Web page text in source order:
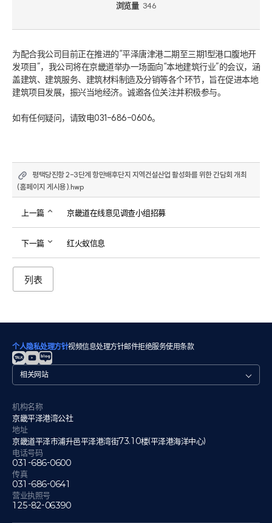
浏览量 346
为配合我公司目前正在推进的“平泽唐津港二期至三期1型港口腹地开
发项目”，我公司将在京畿道举办一场面向“本地建筑行业”的会议，涵
盖建筑、建筑服务、建筑材料制造及分销等各个环节，旨在促进本地
建筑项目发展，振兴当地经济。诚邀各位关注并积极参与。
如有任何疑问，请致电031-686-0606。
평택당진항 2-3단계 항만배후단지 지역건설산업 활성화를 위한 간담회 개최
(홈페이지 게시용).hwp
上一篇 京畿道在线意见调查小组招募
下一篇 红火蚁信息
列表
个人隐私处理方针视频信息处理方针邮件拒绝服务使用条款
관
련
이
트
机构名称
京畿平泽港湾公社
地址
京畿道平泽市浦升邑平泽港湾街73.10楼(平泽港海洋中心)
电话号码
031-686-0600
传真
031-686-0641
营业执照号
125-82-06390